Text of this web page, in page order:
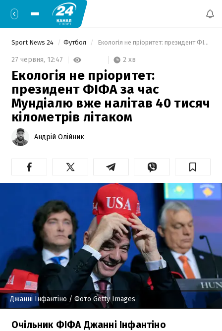
Sport News 24 Футбол Екологія не пріоритет: президент ФІФА за час Мундіалю вже налітав 40 тисяч кілометрів літаком
27 червня, 12:47 2 хв
Екологія не пріоритет:
президент ФІФА за час
Мундіалю вже налітав 40 тисяч
кілометрів літаком
Андрій Олійник
Джанні Інфантіно / Фото Getty Images
Очільник ФІФА Джанні Інфантіно